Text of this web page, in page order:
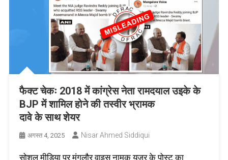
फैक्ट चेकः 2018 में कांग्रेस नेता रामदयाल उइके के
BJP में शामिल होने की तस्वीर भ्रामक
दावे के साथ शेयर
अगस्त 4, 2025 Nisar Ahmed Siddiqui
सोशल मीडिया पर मंगलौर वाइस नामक यूजर के पोस्ट का